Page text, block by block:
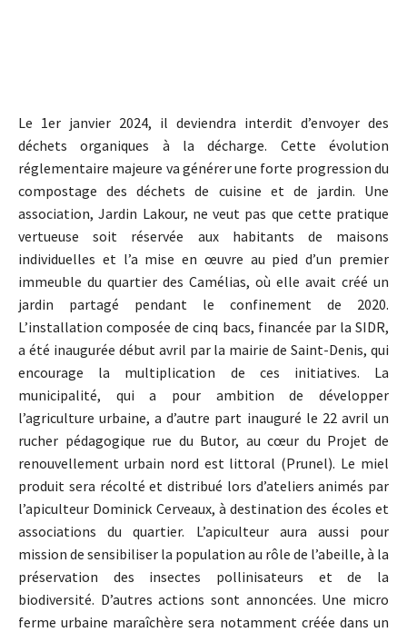
Le 1er janvier 2024, il deviendra interdit d’envoyer des
déchets organiques à la décharge. Cette évolution
réglementaire majeure va générer une forte progression du
compostage des déchets de cuisine et de jardin. Une
association, Jardin Lakour, ne veut pas que cette pratique
vertueuse soit réservée aux habitants de maisons
individuelles et l’a mise en œuvre au pied d’un premier
immeuble du quartier des Camélias, où elle avait créé un
jardin partagé pendant le confinement de 2020.
L’installation composée de cinq bacs, financée par la SIDR,
a été inaugurée début avril par la mairie de Saint-Denis, qui
encourage la multiplication de ces initiatives. La
municipalité, qui a pour ambition de développer
l’agriculture urbaine, a d’autre part inauguré le 22 avril un
rucher pédagogique rue du Butor, au cœur du Projet de
renouvellement urbain nord est littoral (Prunel). Le miel
produit sera récolté et distribué lors d’ateliers animés par
l’apiculteur Dominick Cerveaux, à destination des écoles et
associations du quartier. L’apiculteur aura aussi pour
mission de sensibiliser la population au rôle de l’abeille, à la
préservation des insectes pollinisateurs et de la
biodiversité. D’autres actions sont annoncées. Une micro
ferme urbaine maraîchère sera notamment créée dans un